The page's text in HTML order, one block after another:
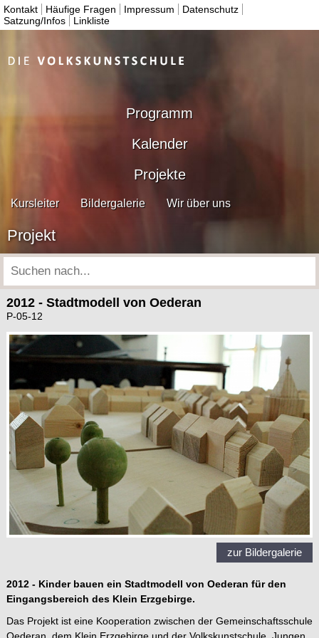
Kontakt Häufige Fragen Impressum
Datenschutz
Satzung/Infos
Linkliste
Programm
Kalender
Projekte
Kursleiter Bildergalerie Wir über uns
Projekt
2012 - Stadtmodell von Oederan
P-05-12
zur Bildergalerie
2012 - Kinder bauen ein Stadtmodell von Oederan für den
Eingangsbereich des Klein Erzgebirge.
Das Projekt ist eine Kooperation zwischen der Gemeinschaftsschule
Oederan, dem Klein Erzgebirge und der Volkskunstschule. Jungen